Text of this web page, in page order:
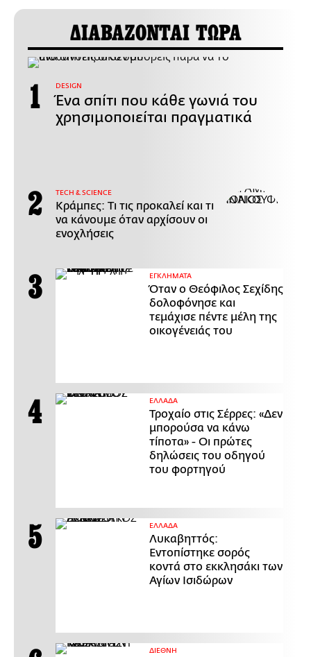
ΔΙΑΒΑΖΟΝΤΑΙ ΤΩΡΑ
DESIGN
Ένα σπίτι που κάθε γωνιά του
χρησιμοποιείται πραγματικά
ΤECH & SCIENCE
Κράμπες: Τι τις προκαλεί και τι
να κάνουμε όταν αρχίσουν οι
ενοχλήσεις
ΕΓΚΛΗΜΑΤΑ
Όταν ο Θεόφιλος Σεχίδης
δολοφόνησε και
τεμάχισε πέντε μέλη της
οικογένειάς του
ΕΛΛΑΔΑ
Τροχαίο στις Σέρρες: «Δεν
μπορούσα να κάνω
τίποτα» - Οι πρώτες
δηλώσεις του οδηγού
του φορτηγού
ΕΛΛΑΔΑ
Λυκαβηττός:
Εντοπίστηκε σορός
κοντά στο εκκλησάκι των
Αγίων Ισιδώρων
ΔΙΕΘΝΗ